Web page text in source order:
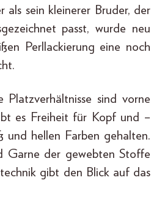
sein kleinerer Bruder, der
passt, wurde neu
Perllackierung eine noch
sind vorne
es Freiheit für Kopf und –
hellen Farben gehalten.
Garne der gewebten Stoffe
gibt den Blick auf das